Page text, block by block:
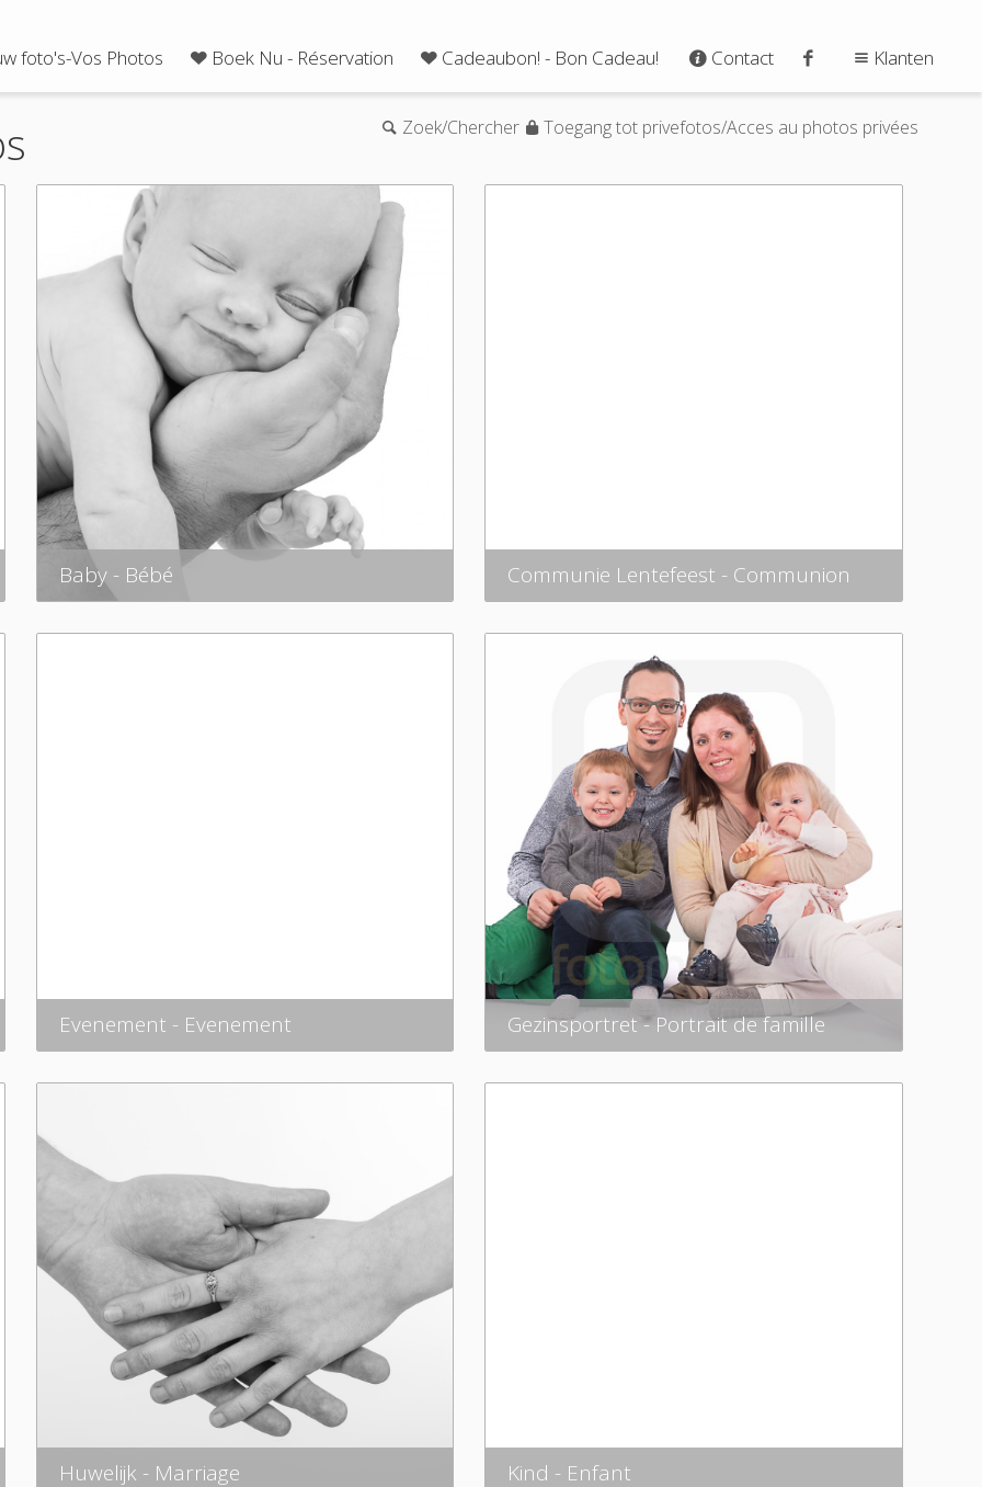
foto's-Vos Photos Boek Nu - Réservation Cadeaubon! - Bon Cadeau! Contact Klanten
Toegang tot privefotos/Acces au photos privées
Zoek/Chercher
Baby - Bébé Communie Lentefeest - Communion
Evenement - Evenement Gezinsportret - Portrait de famille
Huwelijk - Marriage Kind - Enfant